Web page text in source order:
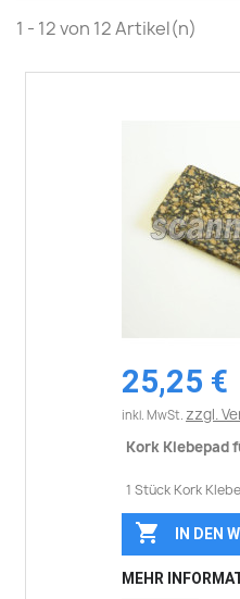
1 - 12 von 12 Artikel(n)
25,25 €
inkl. MwSt. zzgl.
Kork Klebepad
1 Stück Kork
 IN DEN
MEHR